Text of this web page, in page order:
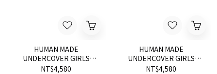
HUMAN MADE
UNDERCOVER GIRLS
DON'T CRY UC1B9807-1 短
NT$4,580
HUMAN MADE
UNDERCOVER GIRLS
DON'T CRY UC1B9807-2 短
NT$4,580